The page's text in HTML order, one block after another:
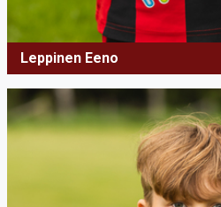
Leppinen Eeno